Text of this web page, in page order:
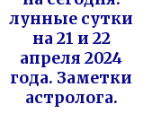
лунные сутки
на 21 и 22
апреля 2024
года. Заметки
астролога.